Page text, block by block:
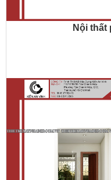
Nội thất